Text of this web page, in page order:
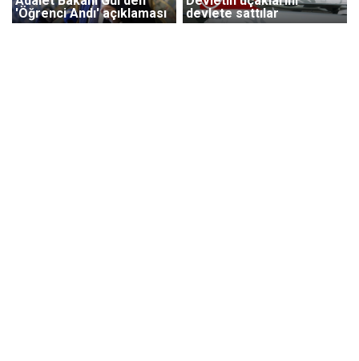
'Öğrenci Andı' açıklaması
devlete sattılar